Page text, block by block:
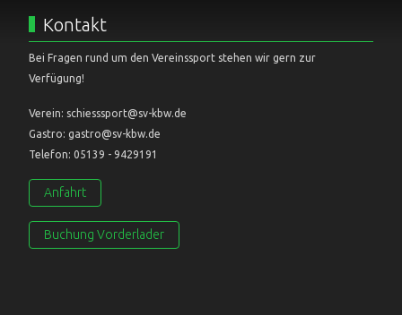
Kontakt
Bei Fragen rund um den Vereinssport stehen wir gern zur
Verfügung!
Verein: schiesssport@sv-kbw.de
Gastro: gastro@sv-kbw.de
Telefon: 05139 - 9429191
Anfahrt
Buchung Vorderlader